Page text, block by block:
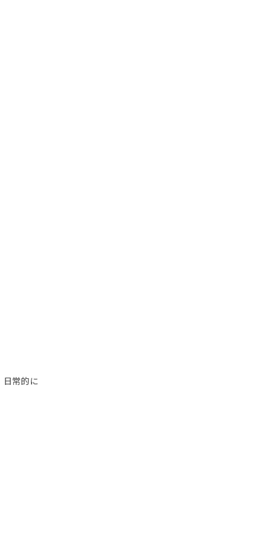
日常的に